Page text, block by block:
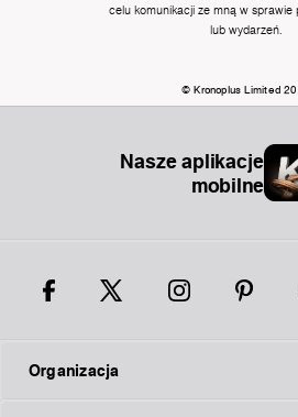
celu komunikacji ze mną w sprawie
lub wydarzeń.
© Kronoplus Limited
Nasze aplikacje
mobilne
Organizacja